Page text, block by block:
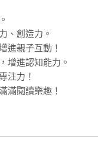
、創造力。
進親子互動！
增進認知能力。
注力！
滿閱讀樂趣！